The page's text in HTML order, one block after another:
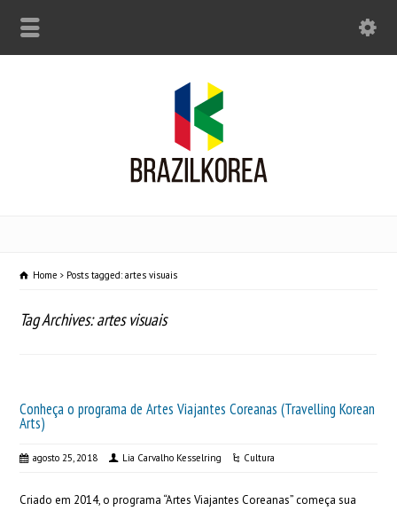
Home Posts tagged: artes visuais
Tag Archives: artes visuais
Conheça o programa de Artes Viajantes Coreanas (Travelling Korean
Arts)
agosto 25, 2018 Lia Carvalho Kesselring Cultura
Criado em 2014, o programa “Artes Viajantes Coreanas” começa sua